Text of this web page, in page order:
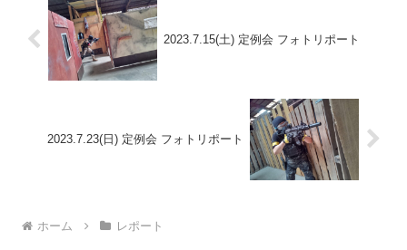
2023.7.15(土) 定例会 フォトリポート
2023.7.23(日) 定例会 フォトリポート
ホーム レポート